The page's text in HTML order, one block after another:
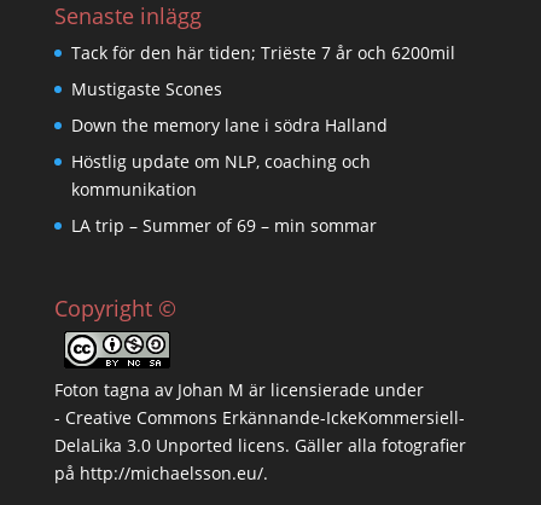
Senaste inlägg
Tack för den här tiden; Triëste 7 år och 6200mil
Mustigaste Scones
Down the memory lane i södra Halland
Höstlig update om NLP, coaching och
kommunikation
LA trip – Summer of 69 – min sommar
Copyright ©
Foton tagna av Johan M är licensierade under
- Creative Commons Erkännande-IckeKommersiell-
DelaLika 3.0 Unported licens. Gäller alla fotografier
på http://michaelsson.eu/.